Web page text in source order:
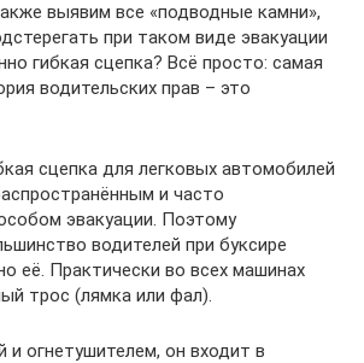
выявим все «подводные камни»,
при таком виде эвакуации
гибкая сцепка? Всё просто: самая
водительских прав – это
сцепка для легковых автомобилей
и часто
эвакуации. Поэтому
водителей при буксире
её. Практически во всех машинах
трос (лямка или фал).
и огнетушителем, он входит в